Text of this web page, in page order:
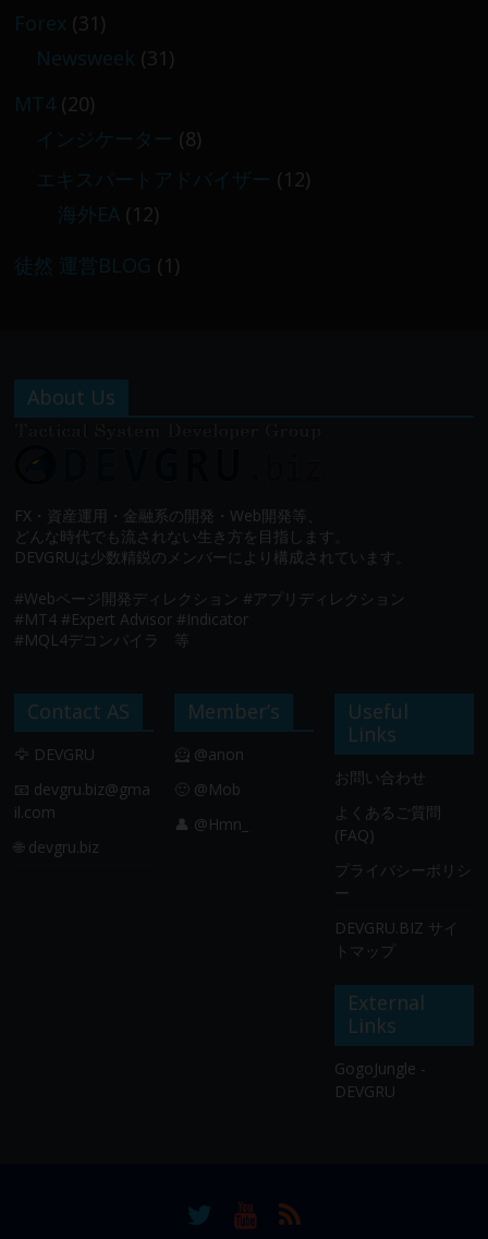
Forex (31)
Newsweek (31)
MT4(20)
インジケーター (8)
エキスパートアドバイザー (12)
海外EA (12)
徒然 運営BLOG (1)
About Us
FX・資産運用・金融系の開発・Web開発等、
どんな時代でも流されない生き方を目指します。
DEVGRUは少数精鋭のメンバーにより構成されています。
#Webページ開発ディレクション #アプリディレクション
#MT4 #Expert Advisor #Indicator
#MQL4デコンパイラ 等
Contact AS
🦅 DEVGRU
📧 devgru.biz@gma
il.com
🌐 devgru.biz
Member’s
🦸 @anon
🙂 @Mob
👤 @Hmn_
Useful
Links
お問い合わせ
よくあるご質問
(FAQ)
プライバシーポリシ
ー
DEVGRU.BIZ サイ
トマップ
External
Links
GogoJungle -
DEVGRU